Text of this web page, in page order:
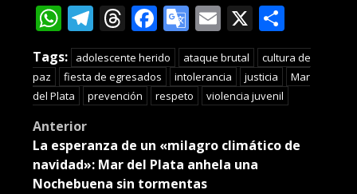
WhatsApp
Telegram
Threads
Facebook
Google
Translate
Email
X
Tags: adolescente herido ataque brutal
cultura de
paz
fiesta de egresados intolerancia justicia
Mar
del Plata
prevención respeto violencia juvenil
Post
navigation
Anterior
La esperanza de un «milagro climático de
navidad»: Mar del Plata anhela una
Nochebuena sin tormentas